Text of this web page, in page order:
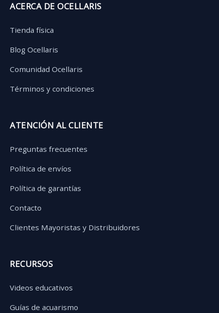
ACERCA DE OCELLARIS
Tienda física
Blog Ocellaris
Comunidad Ocellaris
Términos y condiciones
ATENCIÓN AL CLIENTE
Preguntas frecuentes
Política de envíos
Política de garantías
Contacto
Clientes Mayoristas y Distribuidores
RECURSOS
Videos educativos
Guías de acuarismo